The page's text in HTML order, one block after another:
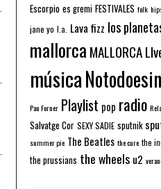
Escorpio es gremi FESTIVALES folk
jane yo l.a. Lava fizz los
mallorca MALLORCA
música
Pau Forner Playlist pop radio
Salvatge Cor SEXY SADIE sputnik
summer pie The Beatles the cure the
the prussians the wheels u2